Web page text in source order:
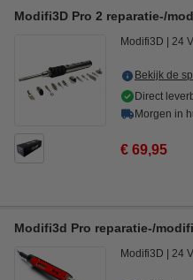
Modifi3D Pro 2 reparatie-/
Modifi3D 24 V
Bekijk de
Direct
Morgen in
€ 69,95
Modifi3d Pro reparatie-/
Modifi3D 24 V